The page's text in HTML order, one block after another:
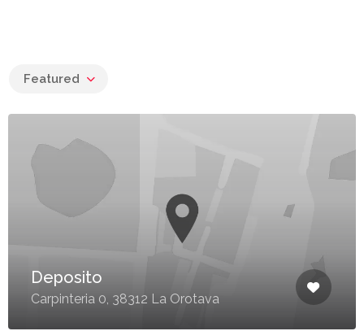
Featured
Deposito
Carpinteria 0, 38312 La Orotava